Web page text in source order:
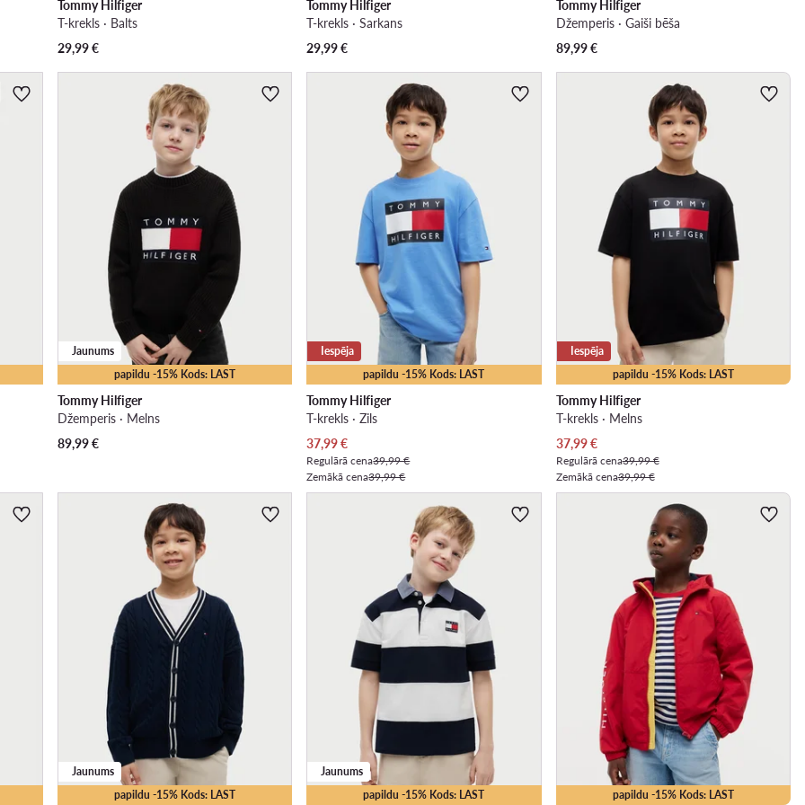
Tommy Hilfiger
T-krekls · Balts
29,99€
Tommy Hilfiger
T-krekls · Sarkans
29,99€
Tommy Hilfiger
Džemperis · Gaiši bēša
89,99€
papildu -15% Kods: LAST
Jaunums
Tommy Hilfiger
Džemperis · Melns
89,99€
papildu -15% Kods: LAST
Iespēja
Tommy Hilfiger
T-krekls · Zils
Pašreizējā cena
37,99€
Regulārā cena39,99 €
Zemākā cena39,99 €
papildu -15% Kods: LAST
Iespēja
Tommy Hilfiger
T-krekls · Melns
Pašreizējā cena
37,99€
Regulārā cena39,99 €
Zemākā cena39,99 €
papildu -15% Kods: LAST
Jaunums
papildu -15% Kods: LAST
Jaunums
papildu -15% Kods: LAST